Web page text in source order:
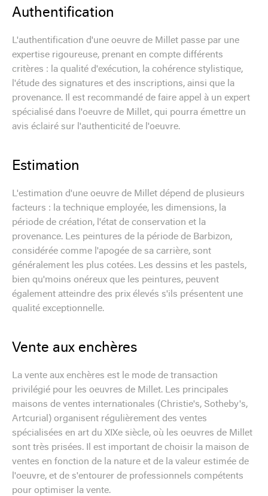
Authentification
L'authentification d'une oeuvre de Millet passe par une
expertise rigoureuse, prenant en compte différents
critères : la qualité d'exécution, la cohérence stylistique,
l'étude des signatures et des inscriptions, ainsi que la
provenance. Il est recommandé de faire appel à un expert
spécialisé dans l'oeuvre de Millet, qui pourra émettre un
avis éclairé sur l'authenticité de l'oeuvre.
Estimation
L'estimation d'une oeuvre de Millet dépend de plusieurs
facteurs : la technique employée, les dimensions, la
période de création, l'état de conservation et la
provenance. Les peintures de la période de Barbizon,
considérée comme l'apogée de sa carrière, sont
généralement les plus cotées. Les dessins et les pastels,
bien qu'moins onéreux que les peintures, peuvent
également atteindre des prix élevés s'ils présentent une
qualité exceptionnelle.
Vente aux enchères
La vente aux enchères est le mode de transaction
privilégié pour les oeuvres de Millet. Les principales
maisons de ventes internationales (Christie's, Sotheby's,
Artcurial) organisent régulièrement des ventes
spécialisées en art du XIXe siècle, où les oeuvres de Millet
sont très prisées. Il est important de choisir la maison de
ventes en fonction de la nature et de la valeur estimée de
l'oeuvre, et de s'entourer de professionnels compétents
pour optimiser la vente.